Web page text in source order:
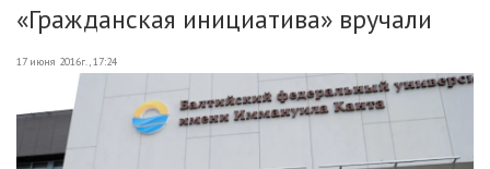
«Гражданская инициатива» вручали
17 июня 2016г., 17:24